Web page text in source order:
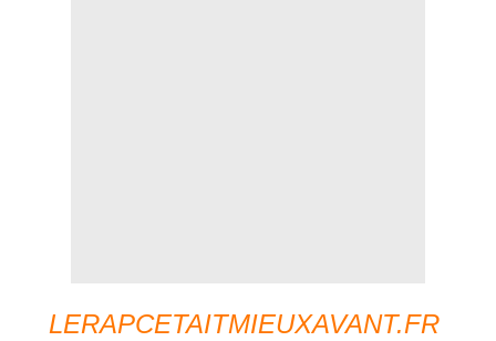
LERAPCETAITMIEUXAVANT.FR